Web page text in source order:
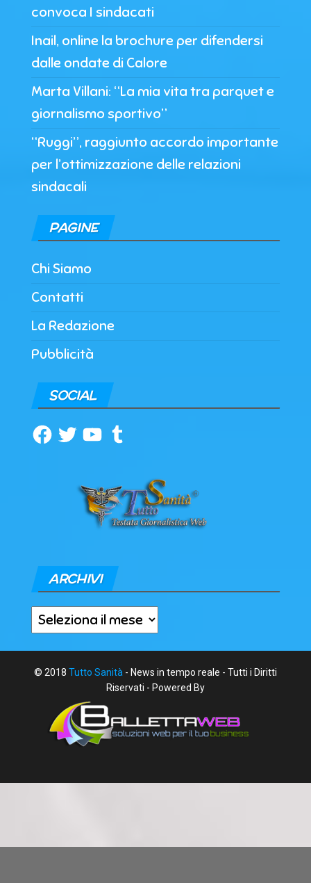
convoca I sindacati
Inail, online la brochure per difendersi
dalle ondate di Calore
Marta Villani: “La mia vita tra parquet e
giornalismo sportivo”
“Ruggi”, raggiunto accordo importante
per l’ottimizzazione delle relazioni
sindacali
PAGINE
Chi Siamo
Contatti
La Redazione
Pubblicità
SOCIAL
Facebook
TwitterYouTubeTumblr
ARCHIVI
Archivi
© 2018 Tutto Sanità - News in tempo reale - Tutti i Diritti
Riservati - Powered By